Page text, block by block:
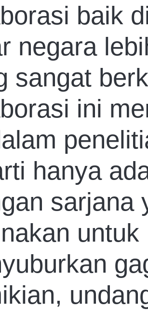
baik
negara
sangat
ini
hanya
sarjana